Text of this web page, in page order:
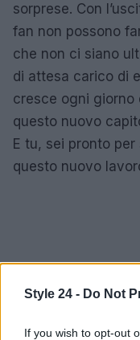
Style 24 - Do Not
If you wish to opt-out
sorprese. Con
fan non possono
che non ci siano
di attesa carico di
cresce ogni giorno
questo nuovo
E tu, sei pronto
questo nuovo